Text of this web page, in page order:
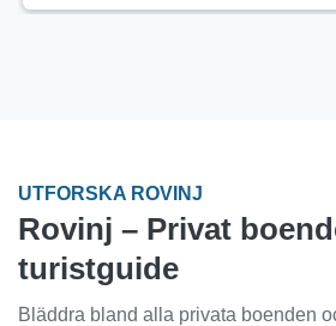
UTFORSKA ROVINJ
Rovinj – Privat
turistguide
Bläddra bland alla privata boenden